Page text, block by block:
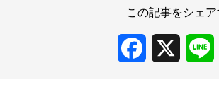
この記事をシェア
Facebook